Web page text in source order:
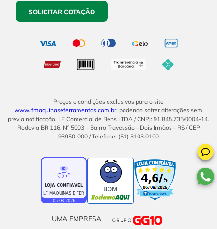
SOLICITAR COTAÇÃO
Preços e condições exclusivos para o site
www.lfmaquinaseferramentas.com.br, podendo sofrer alterações sem
prévia notificação. LF Comercial de Bens LTDA / CNPJ: 91.845.735/0004-14.
Rodovia BR 116, Nº 5003 – Bairro Travessão - Dois Irmãos - RS / CEP
93950-000 / Telefone: (51) 3103.0100
BOM
UMA EMPRESA